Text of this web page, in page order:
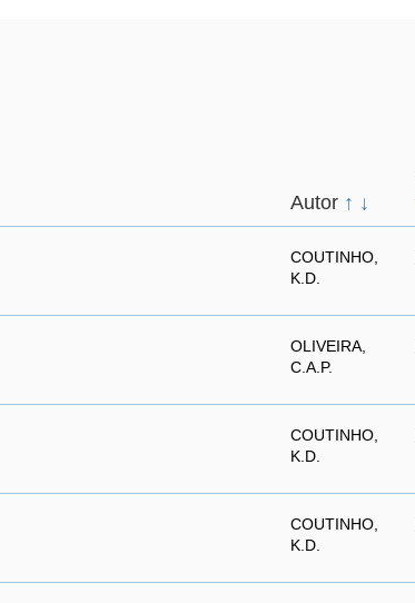
Autor ↑ ↓
COUTINHO,
K.D.
OLIVEIRA,
C.A.P.
COUTINHO,
K.D.
COUTINHO,
K.D.